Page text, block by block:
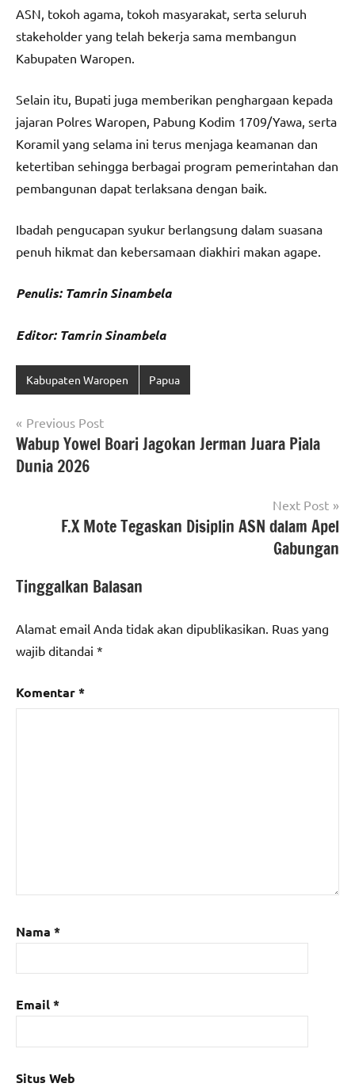
ASN, tokoh agama, tokoh masyarakat, serta seluruh
stakeholder yang telah bekerja sama membangun
Kabupaten Waropen.
Selain itu, Bupati juga memberikan penghargaan kepada
jajaran Polres Waropen, Pabung Kodim 1709/Yawa, serta
Koramil yang selama ini terus menjaga keamanan dan
ketertiban sehingga berbagai program pemerintahan dan
pembangunan dapat terlaksana dengan baik.
Ibadah pengucapan syukur berlangsung dalam suasana
penuh hikmat dan kebersamaan diakhiri makan agape.
Penulis: Tamrin Sinambela
Editor: Tamrin Sinambela
Kabupaten Waropen Papua
Navigasi
pos
Previous Post
Wabup Yowel Boari Jagokan Jerman Juara Piala
Dunia 2026
Next Post
F.X Mote Tegaskan Disiplin ASN dalam Apel
Gabungan
Tinggalkan Balasan
Alamat email Anda tidak akan dipublikasikan. Ruas yang
wajib ditandai *
Komentar*
Nama *
Email*
Situs Web